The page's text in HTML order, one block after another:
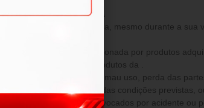
DA PERDA DE GARANTIA
Decorre a perda de garantia, mesmo durante a sua
3.1 Incompatibilidade ocasionada por produtos
instalados junto com os produtos da .
3.2 Defeito proveniente de mau uso, perda das
realizado pelo cliente fora das condições previstas,
que evidenciam danos provocados por acidente ou